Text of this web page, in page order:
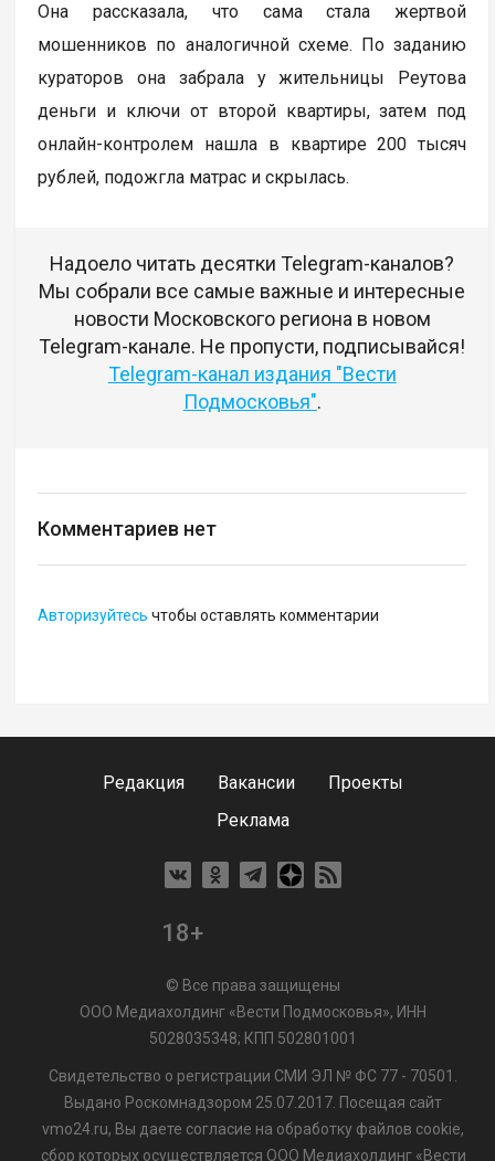
Она рассказала, что сама стала жертвой
мошенников по аналогичной схеме. По заданию
кураторов она забрала у жительницы Реутова
деньги и ключи от второй квартиры, затем под
онлайн-контролем нашла в квартире 200 тысяч
рублей, подожгла матрас и скрылась.
Надоело читать десятки Telegram-каналов?
Мы собрали все самые важные и интересные
новости Московского региона в новом
Telegram-канале. Не пропусти, подписывайся!
Telegram-канал издания "Вести
Подмосковья".
Комментариев нет
Авторизуйтесь чтобы оставлять комментарии
Редакция Вакансии
Проекты
Реклама
18+
© Все права защищены
ООО Медиахолдинг «Вести Подмосковья», ИНН
5028035348; КПП 502801001
Свидетельство о регистрации СМИ ЭЛ № ФС 77 - 70501.
Выдано Роскомнадзором 25.07.2017. Посещая сайт
vmo24.ru, Вы даете согласие на обработку файлов cookie,
сбор которых осуществляется ООО Медиахолдинг «Вести